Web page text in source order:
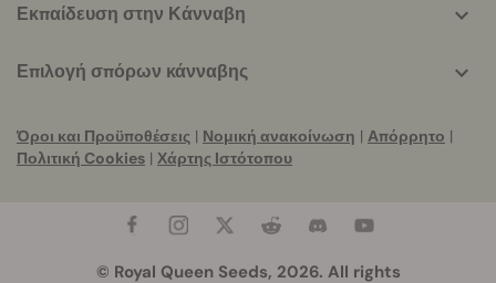
Εκπαίδευση στην Κάνναβη
Επιλογή σπόρων κάνναβης
Όροι και Προϋποθέσεις | Νομική ανακοίνωση | Απόρρητο |
Πολιτική Cookies | Χάρτης Ιστότοπου
© Royal Queen Seeds, 2026. All rights